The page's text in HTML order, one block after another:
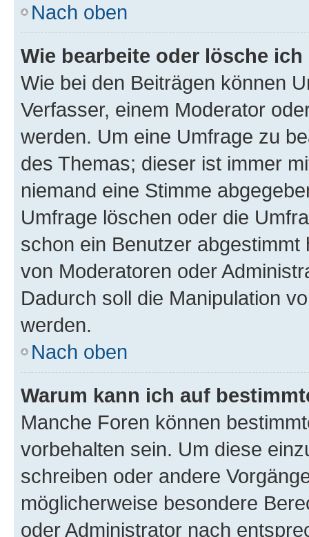
Nach oben
Wie bearbeite oder lösche
Wie bei den Beiträgen können
Verfasser, einem Moderator
werden. Um eine Umfrage zu
des Themas; dieser ist immer
niemand eine Stimme
Umfrage löschen oder die
schon ein Benutzer
von Moderatoren oder
Dadurch soll die Manipulation
werden.
Nach oben
Warum kann ich auf
Manche Foren können
vorbehalten sein. Um diese
schreiben oder andere
möglicherweise besondere
oder Administrator nach